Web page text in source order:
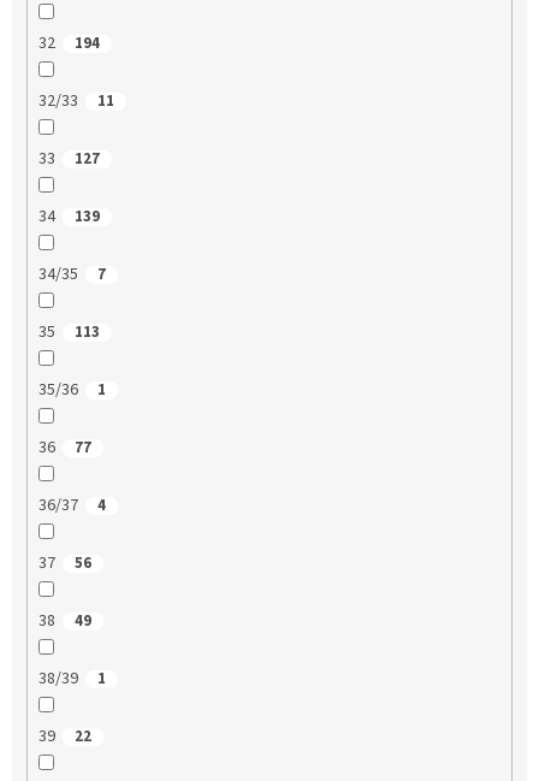
32 194
32/33 11
33 127
34 139
34/35 7
35 113
35/36 1
36 77
36/37 4
37 56
38 49
38/39 1
39 22